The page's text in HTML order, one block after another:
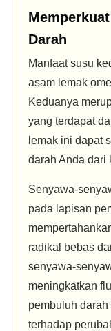
Darah
Manfaat susu
asam lemak
Keduanya
yang terdapat
lemak ini dapat
darah Anda dari
Senyawa-
pada lapisan
radikal bebas
senyawa-
meningkatkan
pembuluh
terhadap